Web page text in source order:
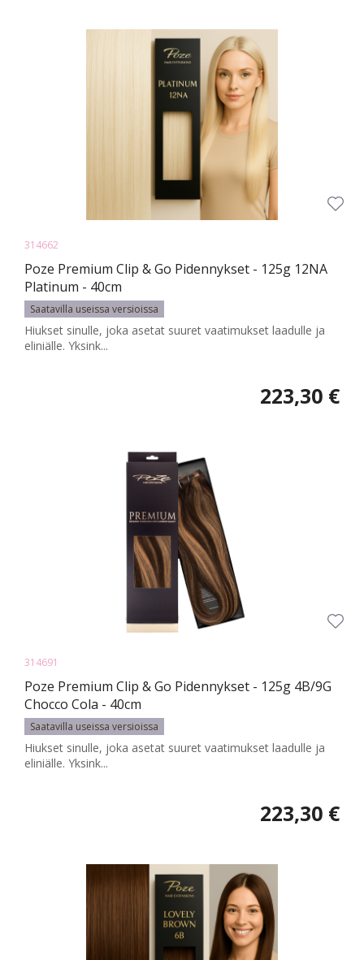
314662
Poze Premium Clip & Go Pidennykset - 125g 12NA
Platinum - 40cm
Saatavilla useissa versioissa
Hiukset sinulle, joka asetat suuret vaatimukset laadulle ja
eliniälle. Yksink...
223,30 €
314691
Poze Premium Clip & Go Pidennykset - 125g 4B/9G
Chocco Cola - 40cm
Saatavilla useissa versioissa
Hiukset sinulle, joka asetat suuret vaatimukset laadulle ja
eliniälle. Yksink...
223,30 €